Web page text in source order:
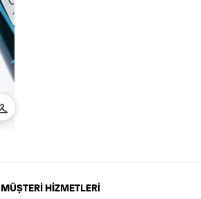
MÜŞTERİ HİZMETLERİ